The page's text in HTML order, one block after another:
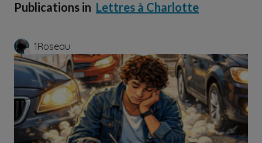
Publications in Lettres à Charlotte
1Roseau